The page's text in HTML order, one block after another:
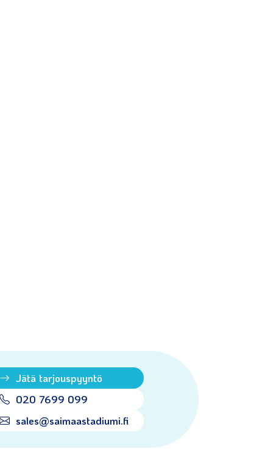
Jätä tarjouspyyntö
020 7699 099
sales@saimaastadiumi.fi